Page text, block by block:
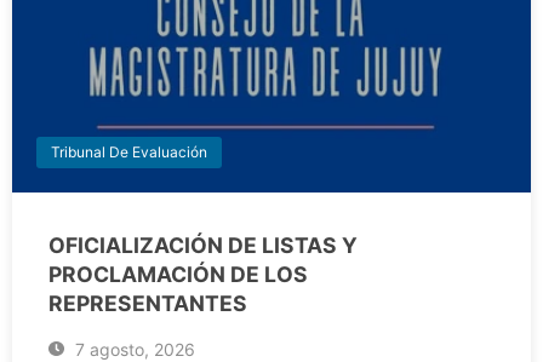
Tribunal De Evaluación
OFICIALIZACIÓN DE LISTAS Y
PROCLAMACIÓN DE LOS
REPRESENTANTES
7 agosto, 2026